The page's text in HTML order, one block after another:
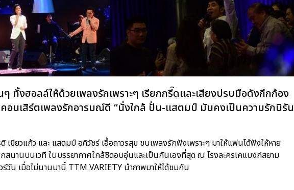
ทั้งฮอลล์ให้ด้วยเพลงรักเพราะๆ เรียกกรี๊ดและเสียงปรบมือดังกึกก้อง
อนเสิร์ตเพลงรักอารมณ์ดี “นั่งใกล้ ปั่น-แสตมป์ มันคงเป็นความรักนิรัน
ขียวแก้ว และ แสตมป์ อภิวัชร์ เอื้อถาวรสุข ขนเพลงรักฟังเพราะๆ มาให้แฟนได้ฟังให้หาย
นานบนเวที ในบรรยากาศใกล้ชิดอบอุ่นและเป็นกันเองที่สุด ณ โรงละครเคแบงก์สยาม
วัน เมื่อไม่นานมานี้ TTM VARIETY นำภาพมาให้ได้ชมกัน